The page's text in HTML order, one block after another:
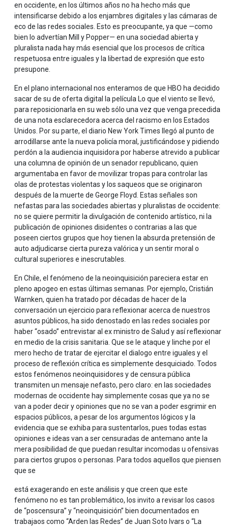
en occidente, en los últimos años no ha hecho más que
intensificarse debido a los enjambres digitales y las cámaras de
eco de las redes sociales. Esto es preocupante, ya que —como
bien lo advertían Mill y Popper— en una sociedad abierta y
pluralista nada hay más esencial que los procesos de crítica
respetuosa entre iguales y la libertad de expresión que esto
presupone.
En el plano internacional nos enteramos de que HBO ha decidido
sacar de su de oferta digital la película Lo que el viento se llevó,
para reposicionarla en su web sólo una vez que venga precedida
de una nota esclarecedora acerca del racismo en los Estados
Unidos. Por su parte, el diario New York Times llegó al punto de
arrodillarse ante la nueva policía moral, justificándose y pidiendo
perdón a la audiencia inquisidora por haberse atrevido a publicar
una columna de opinión de un senador republicano, quien
argumentaba en favor de movilizar tropas para controlar las
olas de protestas violentas y los saqueos que se originaron
después de la muerte de George Floyd. Estas señales son
nefastas para las sociedades abiertas y pluralistas de occidente:
no se quiere permitir la divulgación de contenido artístico, ni la
publicación de opiniones disidentes o contrarias a las que
poseen ciertos grupos que hoy tienen la absurda pretensión de
auto adjudicarse cierta pureza valórica y un sentir moral o
cultural superiores e inescrutables.
En Chile, el fenómeno de la neoinquisición pareciera estar en
pleno apogeo en estas últimas semanas. Por ejemplo, Cristián
Warnken, quien ha tratado por décadas de hacer de la
conversación un ejercicio para reflexionar acerca de nuestros
asuntos públicos, ha sido denostado en las redes sociales por
haber “osado” entrevistar al ex ministro de Salud y así reflexionar
en medio de la crisis sanitaria. Que se le ataque y linche por el
mero hecho de tratar de ejercitar el dialogo entre iguales y el
proceso de reflexión crítica es simplemente desquiciado. Todos
estos fenómenos neoinquisidores y de censura pública
transmiten un mensaje nefasto, pero claro: en las sociedades
modernas de occidente hay simplemente cosas que ya no se
van a poder decir y opiniones que no se van a poder esgrimir en
espacios públicos, a pesar de los argumentos lógicos y la
evidencia que se exhiba para sustentarlos, pues todas estas
opiniones e ideas van a ser censuradas de antemano ante la
mera posibilidad de que puedan resultar incomodas u ofensivas
para ciertos grupos o personas. Para todos aquellos que piensen
que se
está exagerando en este análisis y que creen que este
fenómeno no es tan problemático, los invito a revisar los casos
de “poscensura” y “neoinquisición” bien documentados en
trabajaos como “Arden las Redes” de Juan Soto Ivars o “La